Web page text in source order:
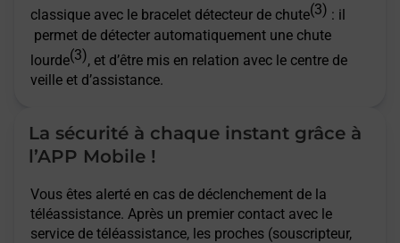
classique avec le bracelet détecteur de chute(3) : il
permet de détecter automatiquement une chute
lourde(3), et d’être mis en relation avec le centre de
veille et d’assistance.
La sécurité à chaque instant grâce à
l’APP Mobile !
Vous êtes alerté en cas de déclenchement de la
téléassistance. Après un premier contact avec le
service de téléassistance, les proches (souscripteur,